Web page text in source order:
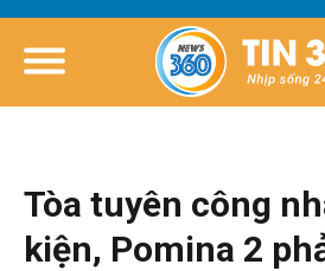
Tòa tuyên công
kiện, Pomina 2